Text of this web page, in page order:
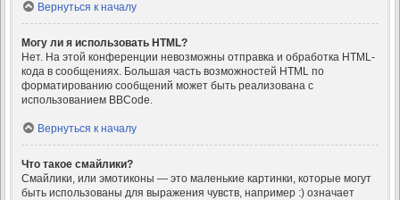
Вернуться к началу
Могу ли я использовать HTML?
Нет. На этой конференции невозможны отправка и обработка HTML-
кода в сообщениях. Большая часть возможностей HTML по
форматированию сообщений может быть реализована с
использованием BBCode.
Вернуться к началу
Что такое смайлики?
Смайлики, или эмотиконы — это маленькие картинки, которые могут
быть использованы для выражения чувств, например :) означает